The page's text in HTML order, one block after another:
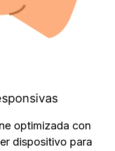
optimizada con
dispositivo para